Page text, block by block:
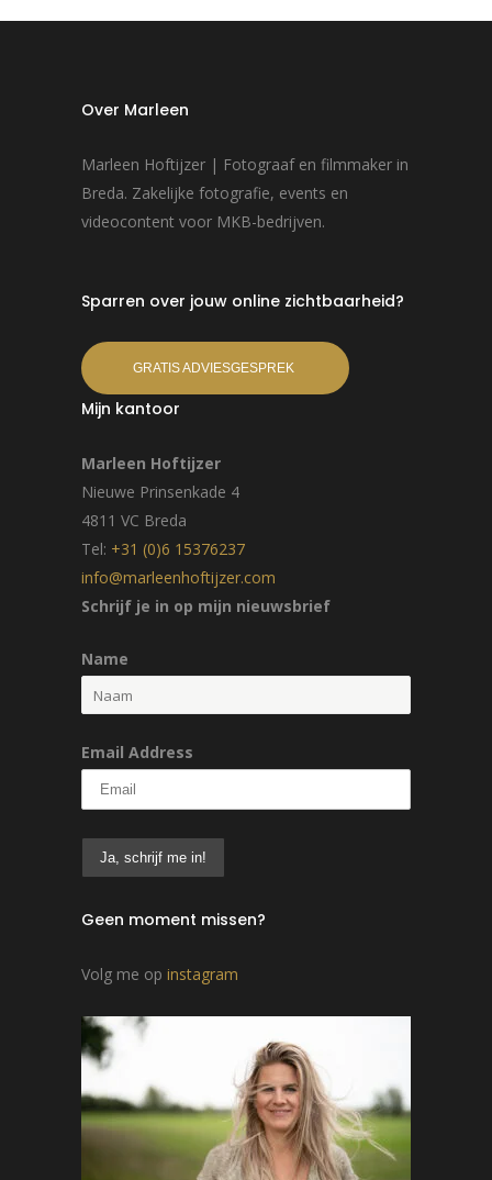
Over Marleen
Marleen Hoftijzer | Fotograaf en filmmaker in
Breda. Zakelijke fotografie, events en
videocontent voor MKB-bedrijven.
Sparren over jouw online zichtbaarheid?
GRATIS ADVIESGESPREK
Mijn kantoor
Marleen Hoftijzer
Nieuwe Prinsenkade 4
4811 VC Breda
Tel: +31 (0)6 15376237
info@marleenhoftijzer.com
Schrijf je in op mijn nieuwsbrief
Name
Email Address
Geen moment missen?
Volg me op instagram